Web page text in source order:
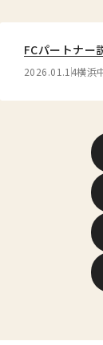
FCパートナー
2026.01.14横浜